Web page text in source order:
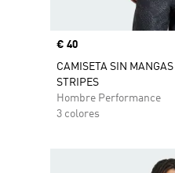
Precio
€ 40
CAMISETA SIN
STRIPES
Hombre Performance
3 colores